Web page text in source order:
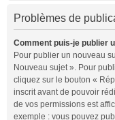
Problèmes de
Comment puis-je publier
Pour publier un nouveau
Nouveau sujet ». Pour
cliquez sur le bouton «
inscrit avant de pouvoir
de vos permissions est
exemple : vous pouvez